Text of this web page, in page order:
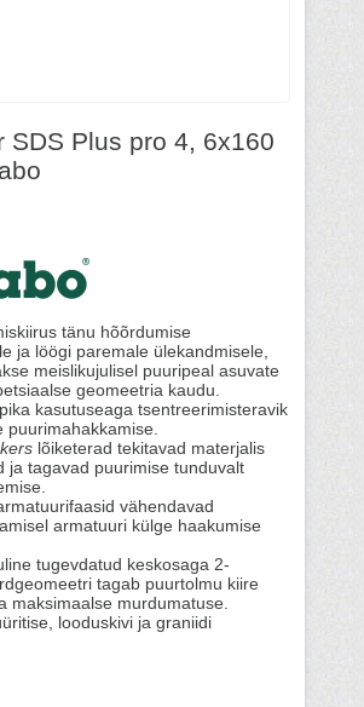
SDS Plus pro 4, 6x160
tänu hõõrdumise
ja löögi paremale ülekandmisele,
meislikujulisel puuripeal asuvate
geomeetria kaudu.
kasutuseaga tsentreerimisteravik
puurimahakkamise.
lõiketerad tekitavad materjalis
ja tagavad puurimise tunduvalt
vähendavad
armatuuri külge haakumise
tugevdatud keskosaga 2-
tagab puurtolmu kiire
maksimaalse murdumatuse.
looduskivi ja graniidi